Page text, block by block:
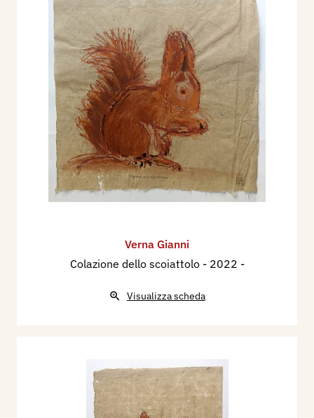
Verna Gianni
Colazione dello scoiattolo - 2022 -
Visualizza scheda